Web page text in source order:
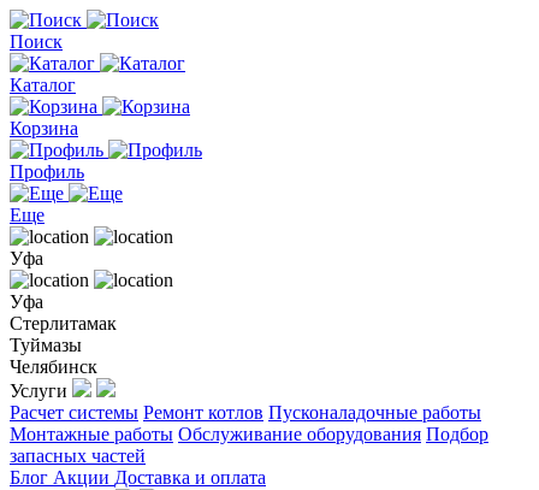
Поиск
Каталог
Корзина
Профиль
Еще
Уфа
Уфа
Стерлитамак
Туймазы
Челябинск
Услуги
Расчет системы Ремонт котлов Пусконаладочные работы
Монтажные работы Обслуживание оборудования Подбор
запасных частей
Блог Акции Доставка и оплата